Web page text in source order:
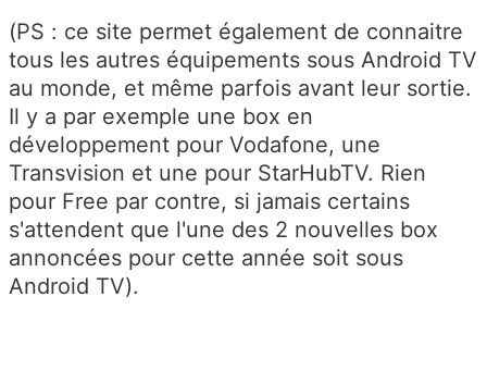
(PS : ce site permet également de connaitre
tous les autres équipements sous Android TV
au monde, et même parfois avant leur sortie.
Il y a par exemple une box en
développement pour Vodafone, une
Transvision et une pour StarHubTV. Rien
pour Free par contre, si jamais certains
s'attendent que l'une des 2 nouvelles box
annoncées pour cette année soit sous
Android TV).